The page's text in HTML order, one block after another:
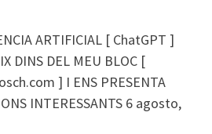
ARTIFICIAL [ ChatGPT ]
DINS DEL MEU BLOC [
] I ENS PRESENTA
INTERESSANTS 6 agosto,